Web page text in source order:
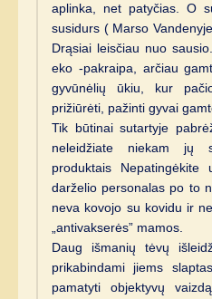
aplinka, net patyčias. O
susidurs ( Marso
Drąsiai leisčiau nuo
eko -pakraipa, arčiau
gyvūnėlių ūkiu, kur
prižiūrėti, pažinti gyvai
Tik būtinai sutartyje
neleidžiate niekam jų
produktais Nepatingėkite
darželio personalas po to
neva kovojo su kovidu ir
„antivakserės” mamos.
Daug išmanių tėvų
prikabindami jiems
pamatyti objektyvų